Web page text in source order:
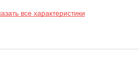
все характеристики